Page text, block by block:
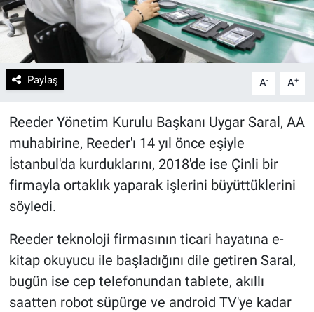
Paylaş A- A+
Reeder Yönetim Kurulu Başkanı Uygar Saral, AA
muhabirine, Reeder'ı 14 yıl önce eşiyle
İstanbul'da kurduklarını, 2018'de ise Çinli bir
firmayla ortaklık yaparak işlerini büyüttüklerini
söyledi.
Reeder teknoloji firmasının ticari hayatına e-
kitap okuyucu ile başladığını dile getiren Saral,
bugün ise cep telefonundan tablete, akıllı
saatten robot süpürge ve android TV'ye kadar